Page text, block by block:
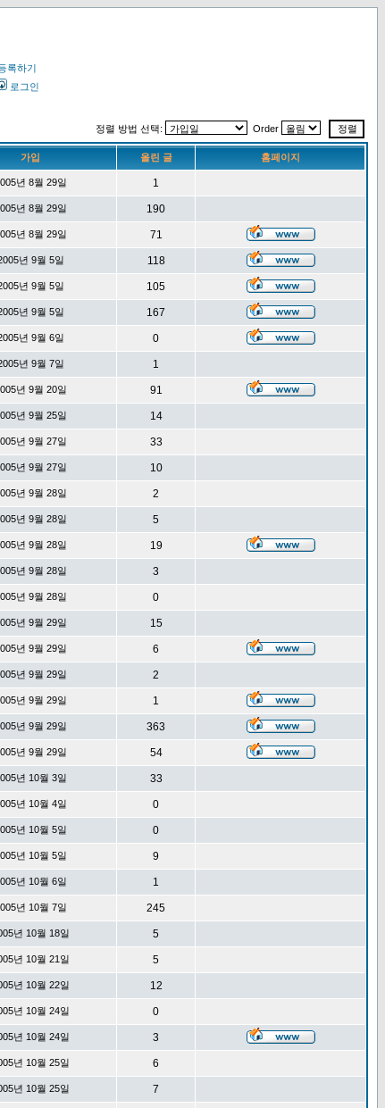
록하기
로그인
정렬 방법 선택: Order
가입 올린 글 홈페이지
년 8월 29일 1
년 8월 29일 190
년 8월 29일 71
년 9월 5일 118
년 9월 5일 105
년 9월 5일 167
년 9월 6일 0
년 9월 7일 1
년 9월 20일 91
년 9월 25일 14
년 9월 27일 33
년 9월 27일 10
년 9월 28일 2
년 9월 28일 5
년 9월 28일 19
년 9월 28일 3
년 9월 28일 0
년 9월 29일 15
년 9월 29일 6
년 9월 29일 2
년 9월 29일 1
년 9월 29일 363
년 9월 29일 54
년 10월 3일 33
년 10월 4일 0
년 10월 5일 0
년 10월 5일 9
년 10월 6일 1
년 10월 7일 245
년 10월 18일 5
년 10월 21일 5
년 10월 22일 12
년 10월 24일 0
년 10월 24일 3
년 10월 25일 6
년 10월 25일 7